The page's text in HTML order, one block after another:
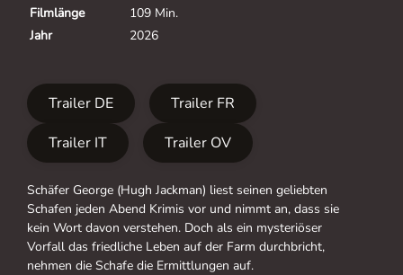
Filmlänge
109 Min.
Jahr
2026
Trailer DE
Trailer FR
Trailer IT
Trailer OV
Schäfer George (Hugh Jackman) liest seinen geliebten
Schafen jeden Abend Krimis vor und nimmt an, dass sie
kein Wort davon verstehen. Doch als ein mysteriöser
Vorfall das friedliche Leben auf der Farm durchbricht,
nehmen die Schafe die Ermittlungen auf.